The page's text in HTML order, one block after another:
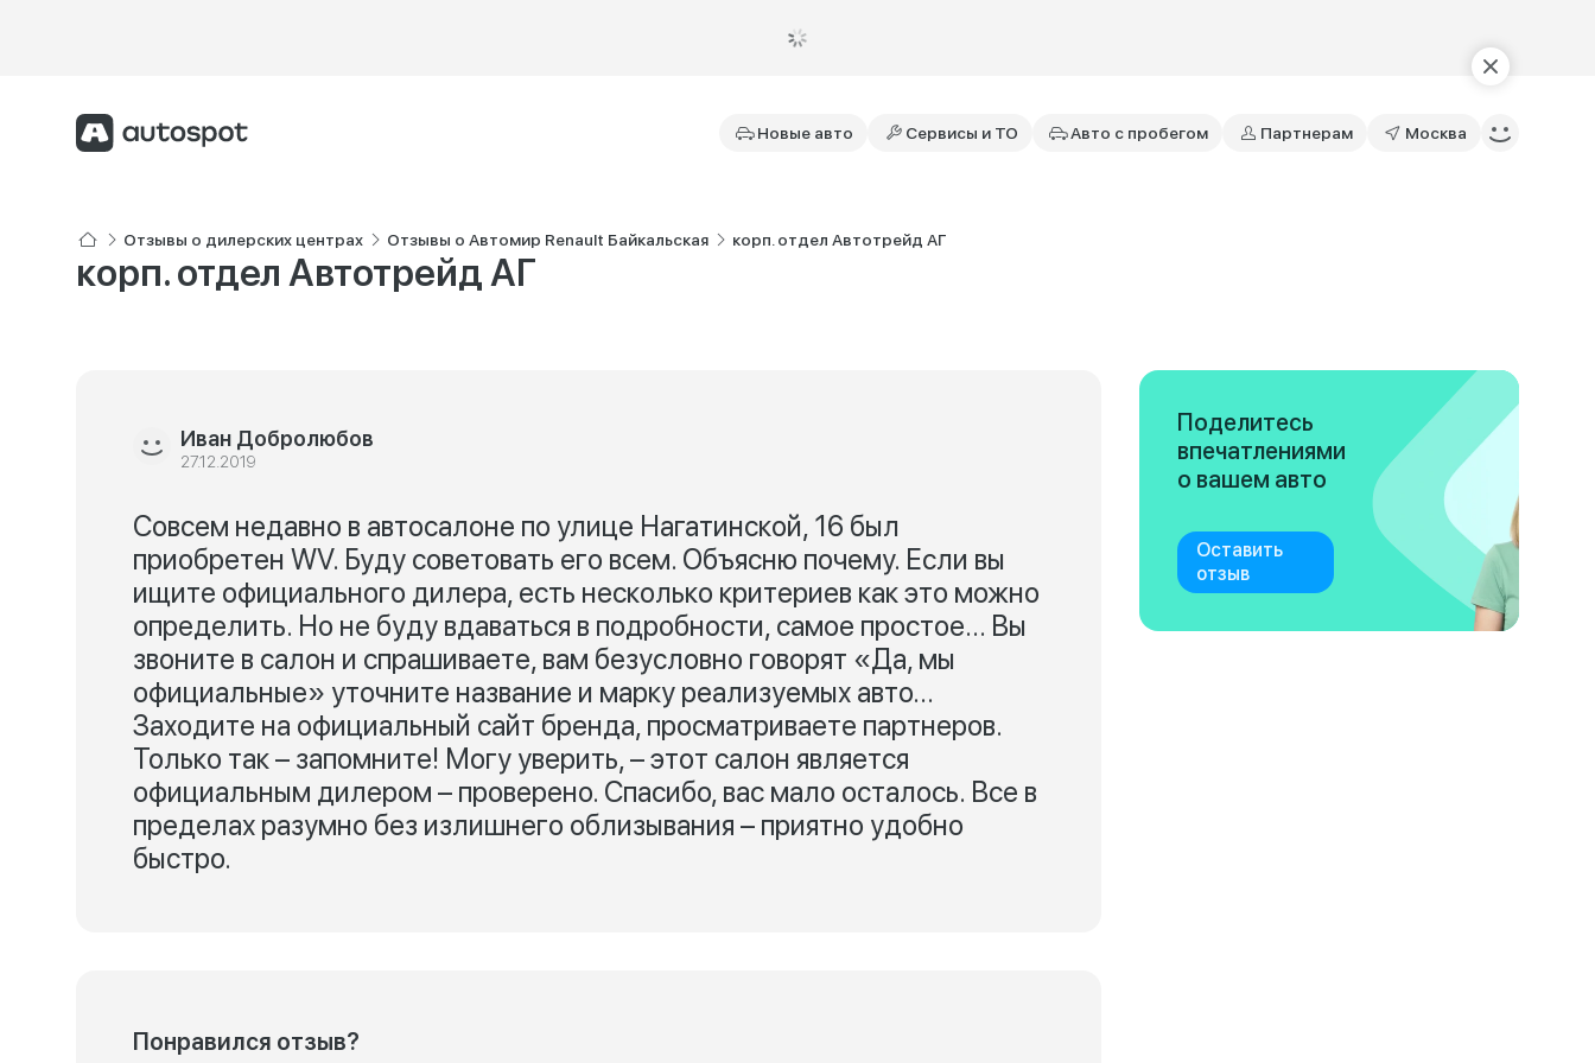
Новые авто Сервисы и ТО Авто с пробегом Партнерам Москва
Отзывы о дилерских центрах Отзывы о Автомир Renault Байкальская корп. отдел Автотрейд АГ
корп. отдел Автотрейд АГ
Иван Добролюбов
27.12.2019
Совсем недавно в автосалоне по улице Нагатинской, 16 был
приобретен WV. Буду советовать его всем. Объясню почему. Если вы
ищите официального дилера, есть несколько критериев как это можно
определить. Но не буду вдаваться в подробности, самое простое… Вы
звоните в салон и спрашиваете, вам безусловно говорят «Да, мы
официальные» уточните название и марку реализуемых авто…
Заходите на официальный сайт бренда, просматриваете партнеров.
Только так – запомните! Могу уверить, – этот салон является
официальным дилером – проверено. Спасибо, вас мало осталось. Все в
пределах разумно без излишнего облизывания – приятно удобно
быстро.
Понравился отзыв?
Поделитесь
впечатлениями
о вашем авто
Оставить
отзыв